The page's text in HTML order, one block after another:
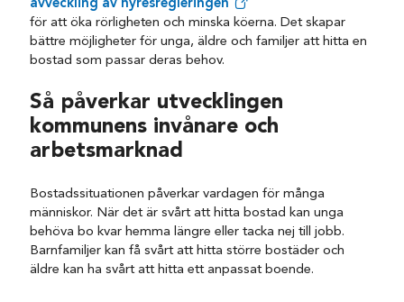
avveckling av hyresregleringen
för att öka rörligheten och minska köerna. Det skapar
bättre möjligheter för unga, äldre och familjer att hitta en
bostad som passar deras behov.
Så påverkar utvecklingen
kommunens invånare och
arbetsmarknad
Bostadssituationen påverkar vardagen för många
människor. När det är svårt att hitta bostad kan unga
behöva bo kvar hemma längre eller tacka nej till jobb.
Barnfamiljer kan få svårt att hitta större bostäder och
äldre kan ha svårt att hitta ett anpassat boende.